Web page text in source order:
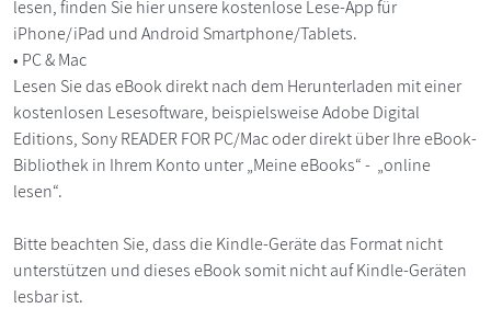
lesen, finden Sie hier unsere kostenlose Lese-App für
iPhone/iPad und Android Smartphone/Tablets.
• PC & Mac
Lesen Sie das eBook direkt nach dem Herunterladen mit einer
kostenlosen Lesesoftware, beispielsweise Adobe Digital
Editions, Sony READER FOR PC/Mac oder direkt über Ihre eBook-
Bibliothek in Ihrem Konto unter „Meine eBooks“ - „online
lesen“.
Bitte beachten Sie, dass die Kindle-Geräte das Format nicht
unterstützen und dieses eBook somit nicht auf Kindle-Geräten
lesbar ist.